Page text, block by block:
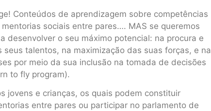
Conteúdos de aprendizagem sobre competências
sociais entre pares…. MAS se queremos
desenvolver o seu máximo potencial: na procura e
seus talentos, na maximização das suas forças, e na
por meio da sua inclusão na tomada de decisões
to fly program).
jovens e crianças, os quais podem constituir
entre pares ou participar no parlamento de